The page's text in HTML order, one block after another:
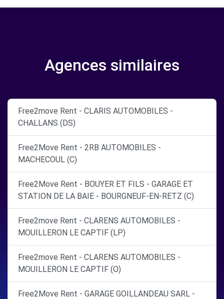
Agences similaires
Free2move Rent - CLARIS AUTOMOBILES -
CHALLANS (DS)
Free2Move Rent - 2RB AUTOMOBILES -
MACHECOUL (C)
Free2Move Rent - BOUYER ET FILS - GARAGE ET
STATION DE LA BAIE - BOURGNEUF-EN-RETZ (C)
Free2move Rent - CLARENS AUTOMOBILES -
MOUILLERON LE CAPTIF (LP)
Free2move Rent - CLARENS AUTOMOBILES -
MOUILLERON LE CAPTIF (O)
Free2Move Rent - GARAGE GOILLANDEAU SARL -